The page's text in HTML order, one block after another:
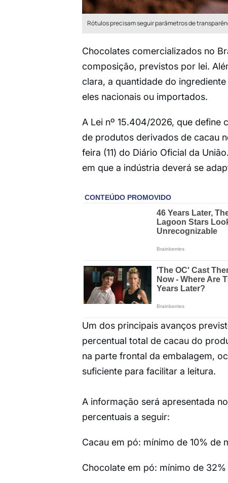
Rótulos precisam seguir parâmetros de
Chocolates comercializados no
composição, previstos por lei.
clara, a quantidade do
eles nacionais ou importados.
A Lei nº 15.404/2026, que define
de produtos derivados de cacau
feira (11) do Diário Oficial da
em que a indústria deverá se
Um dos principais avanços
percentual total de cacau do
na parte frontal da embalagem,
suficiente para facilitar a leitura.
A informação será apresentada
percentuais a seguir:
Cacau em pó: mínimo de 10% de
Chocolate em pó: mínimo de